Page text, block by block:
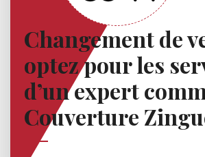
Changement de
optez pour les
d’un expert
Couverture